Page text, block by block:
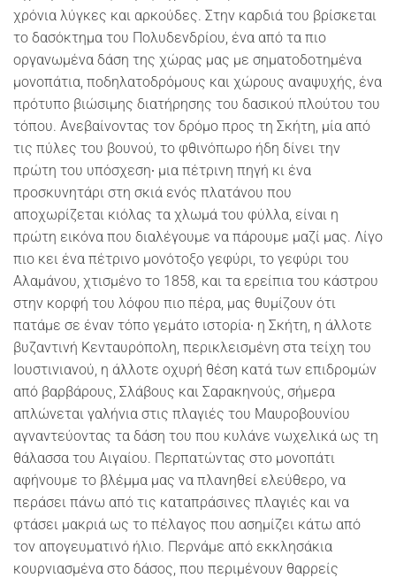
χρόνια λύγκες και αρκούδες. Στην καρδιά του βρίσκεται
το δασόκτημα του Πολυδενδρίου, ένα από τα πιο
οργανωμένα δάση της χώρας μας με σηματοδοτημένα
μονοπάτια, ποδηλατοδρόμους και χώρους αναψυχής, ένα
πρότυπο βιώσιμης διατήρησης του δασικού πλούτου του
τόπου. Ανεβαίνοντας τον δρόμο προς τη Σκήτη, μία από
τις πύλες του βουνού, το φθινόπωρο ήδη δίνει την
πρώτη του υπόσχεση∙ μια πέτρινη πηγή κι ένα
προσκυνητάρι στη σκιά ενός πλατάνου που
αποχωρίζεται κιόλας τα χλωμά του φύλλα, είναι η
πρώτη εικόνα που διαλέγουμε να πάρουμε μαζί μας. Λίγο
πιο κει ένα πέτρινο μονότοξο γεφύρι, το γεφύρι του
Αλαμάνου, χτισμένο το 1858, και τα ερείπια του κάστρου
στην κορφή του λόφου πιο πέρα, μας θυμίζουν ότι
πατάμε σε έναν τόπο γεμάτο ιστορία∙ η Σκήτη, η άλλοτε
βυζαντινή Κενταυρόπολη, περικλεισμένη στα τείχη του
Ιουστινιανού, η άλλοτε οχυρή θέση κατά των επιδρομών
από βαρβάρους, Σλάβους και Σαρακηνούς, σήμερα
απλώνεται γαλήνια στις πλαγιές του Μαυροβουνίου
αγναντεύοντας τα δάση του που κυλάνε νωχελικά ως τη
θάλασσα του Αιγαίου. Περπατώντας στο μονοπάτι
αφήνουμε το βλέμμα μας να πλανηθεί ελεύθερο, να
περάσει πάνω από τις καταπράσινες πλαγιές και να
φτάσει μακριά ως το πέλαγος που ασημίζει κάτω από
τον απογευματινό ήλιο. Περνάμε από εκκλησάκια
κουρνιασμένα στο δάσος, που περιμένουν θαρρείς